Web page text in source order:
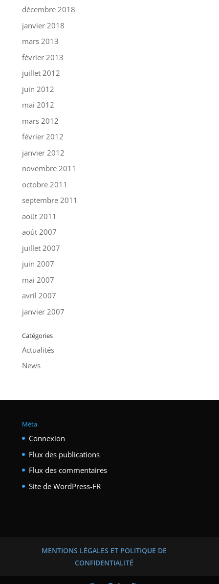
décembre 2018
janvier 2018
mars 2013
février 2013
juillet 2012
juin 2012
mai 2012
mars 2012
février 2012
janvier 2012
novembre 2011
octobre 2011
septembre 2011
août 2011
août 2007
juillet 2007
juin 2007
mai 2007
avril 2007
janvier 2007
Catégories
Actualités
News
Méta
Connexion
Flux des publications
Flux des commentaires
Site de WordPress-FR
MENTIONS LÉGALES ET POLITIQUE DE
CONFIDENTIALITÉ